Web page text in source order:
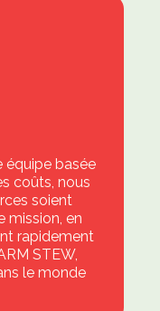
équipe basée
coûts, nous
soient
mission, en
rapidement
STEW,
le monde